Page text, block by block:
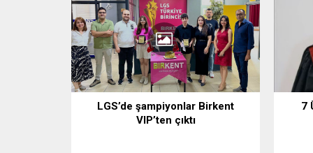
LGS’de şampiyonlar Birkent
VIP’ten çıktı
7